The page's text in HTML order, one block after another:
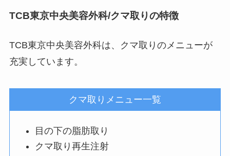
TCB東京中央美容外科/クマ取りの特徴
TCB東京中央美容外科は、クマ取りのメニューが
充実しています。
クマ取りメニュー一覧
目の下の脂肪取り
クマ取り再生注射